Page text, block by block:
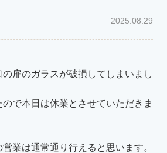
2025.08.29
扉のガラスが破損してしまいまし
で本日は休業とさせていただきま
業は通常通り行えると思います。